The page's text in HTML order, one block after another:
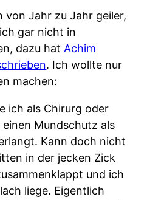
von Jahr zu Jahr geiler,
gar nicht in
dazu hat Achim
. Ich wollte nur
machen:
ich als Chirurg oder
Mundschutz als
Kann doch nicht
in der jecken Zick
und ich
liege. Eigentlich